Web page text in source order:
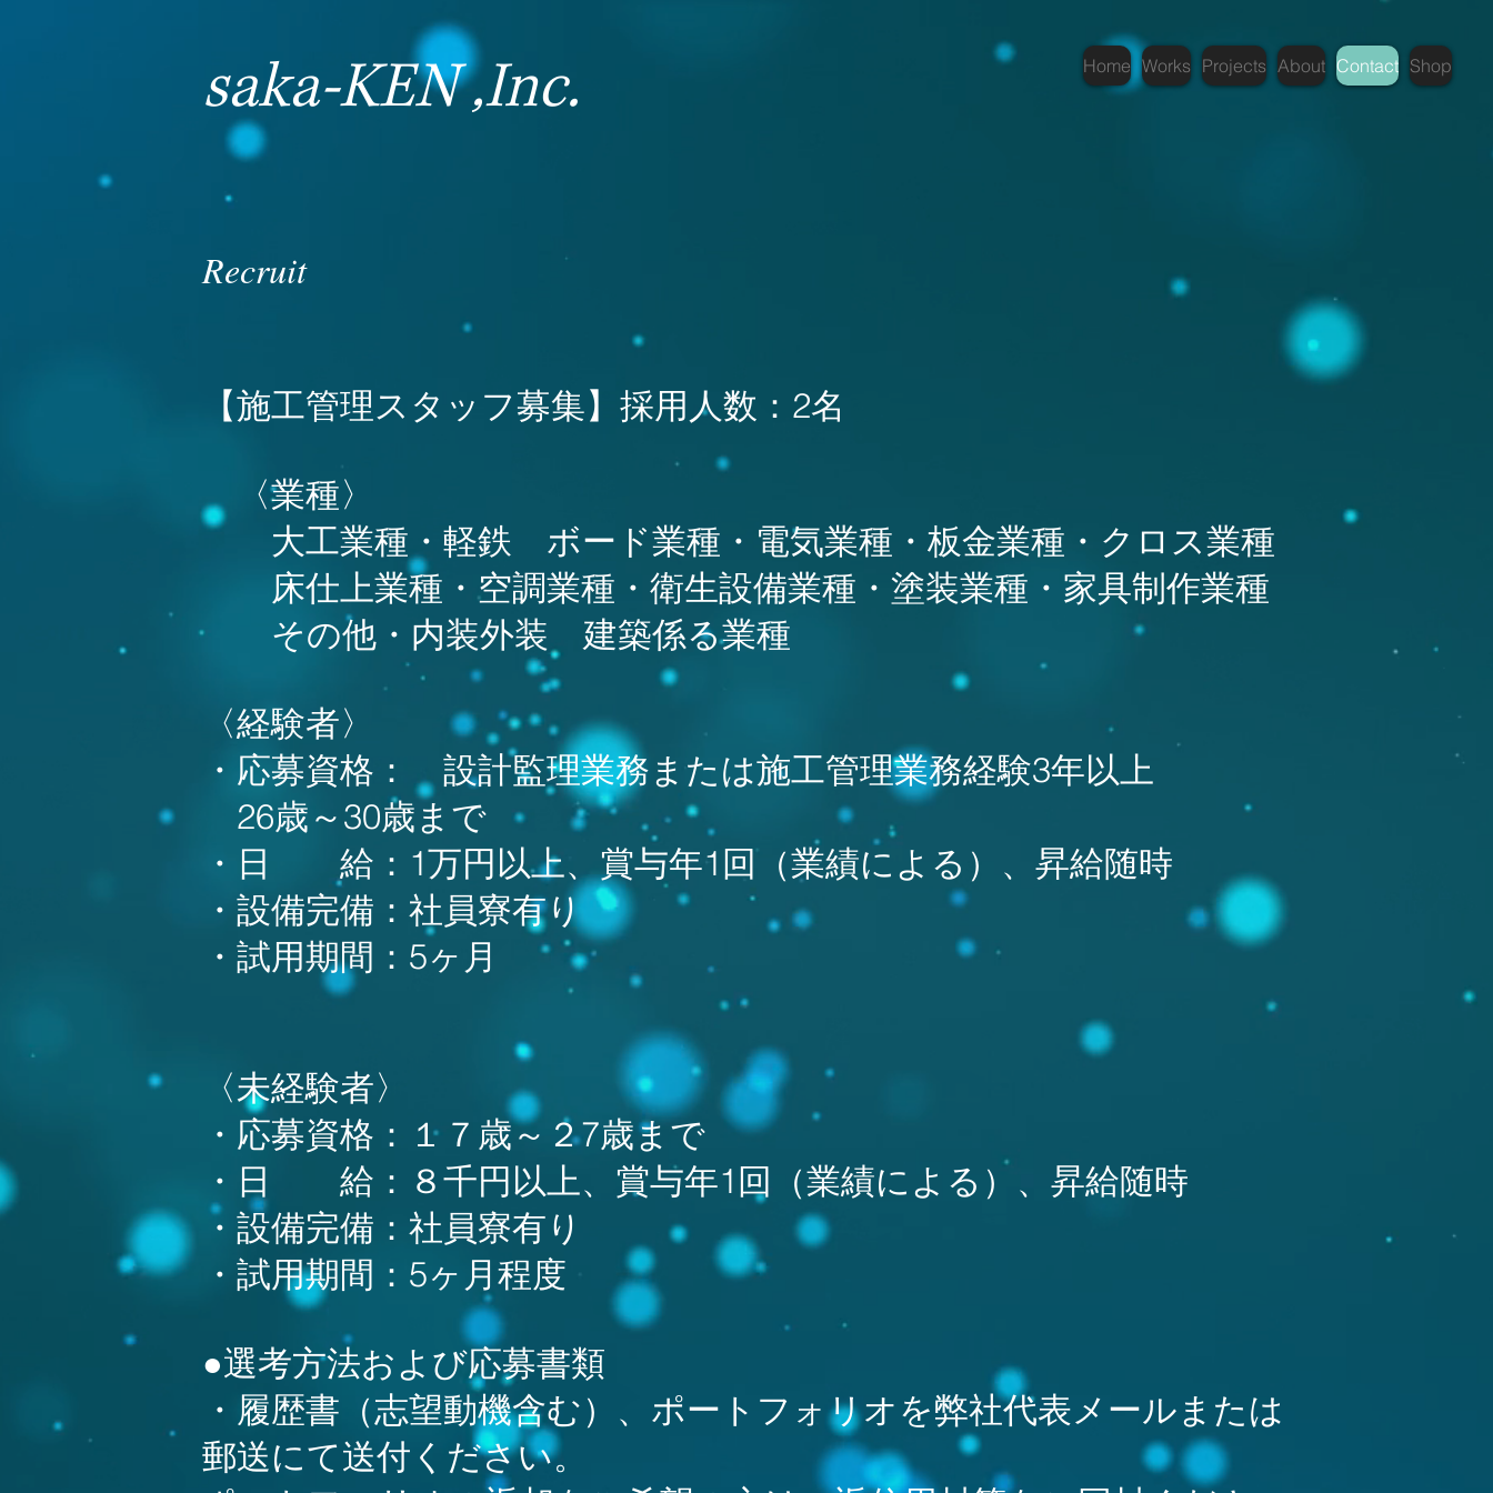
saka-KEN ,Inc. Home Works Projects About Contact Shop
Recruit​
【施工管理スタッフ募集】採用人数：2名
〈業種〉
大工業種・軽鉄 ボード業種・電気業種・板金業種・クロス業種
床仕上業種・空調業種・衛生設備業種・塗装業種・家具制作業種
その他・内装外装 建築係る業種
〈経験者〉
・応募資格： 設計監理業務または施工管理業務経験3年以上
26歳～30歳まで
・日 給：1万円以上、賞与年1回（業績による）、昇給随時
・設備完備：社員寮有り
・試用期間：5ヶ月
〈未経験者〉
・応募資格：１７歳～２7歳まで
・日 給：８千円以上、賞与年1回（業績による）、昇給随時
・設備完備：社員寮有り
・試用期間：5ヶ月程度
●選考方法および応募書類
・履歴書（志望動機含む）、ポートフォリオを弊社代表メールまたは
郵送にて送付ください。